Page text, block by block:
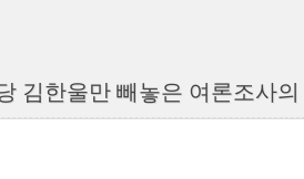
김한울만 빼놓은 여론조사